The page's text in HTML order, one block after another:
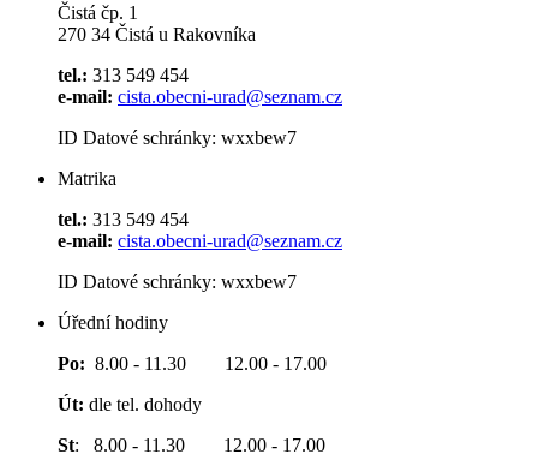
Čistá čp. 1
270 34 Čistá u Rakovníka
tel.: 313 549 454
e-mail: cista.obecni-urad@seznam.cz
ID Datové schránky: wxxbew7
Matrika
tel.: 313 549 454
e-mail: cista.obecni-urad@seznam.cz
ID Datové schránky: wxxbew7
Úřední hodiny
Po: 8.00 - 11.30 12.00 - 17.00
Út: dle tel. dohody
St: 8.00 - 11.30 12.00 - 17.00